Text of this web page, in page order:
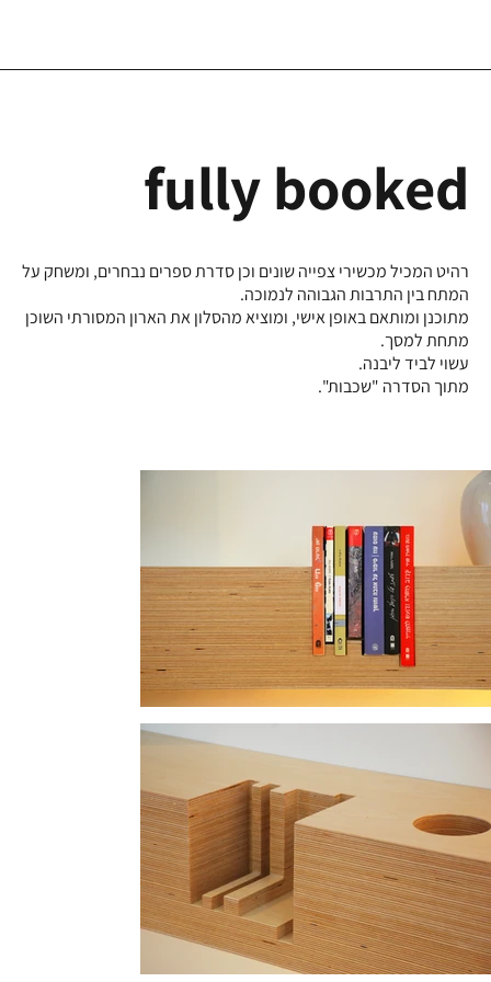
fully booked
רהיט המכיל מכשירי צפייה שונים וכן סדרת ספרים נבחרים, ומשחק על
המתח בין התרבות הגבוהה לנמוכה.
מתוכנן ומותאם באופן אישי, ומוציא מהסלון את הארון המסורתי השוכן
מתחת למסך.
עשוי לביד ליבנה.
מתוך הסדרה "שכבות".